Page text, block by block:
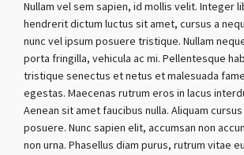
Nullam vel sem sapien, id mollis velit. Integer
hendrerit dictum luctus sit amet, cursus a
nunc vel ipsum posuere tristique. Nullam
porta fringilla, vehicula ac mi. Pellentesque
tristique senectus et netus et malesuada
egestas. Maecenas rutrum eros in lacus
Aenean sit amet faucibus nulla. Aliquam
posuere. Nunc sapien elit, accumsan non
non urna. Phasellus diam purus, rutrum vitae